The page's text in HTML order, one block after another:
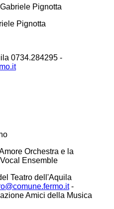
Pignotta
Pignotta
0734.284295 -
Orchestra e la
Ensemble
Teatro dell'Aquila
-
Amici della Musica